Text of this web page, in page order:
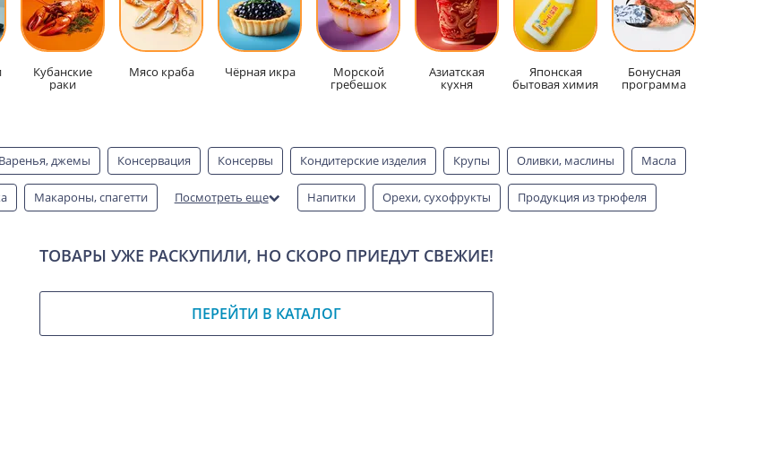
Кубанские
раки
Мясо краба Чёрная икра Морской
гребешок
Азиатская
кухня
Японская
бытовая химия
Бонусная
программа
Варенья, джемы Консервация Консервы Кондитерские изделия Крупы Оливки, маслины Масла
Макароны, спагетти Посмотреть еще Напитки Орехи, сухофрукты Продукция из трюфеля
ТОВАРЫ УЖЕ РАСКУПИЛИ, НО СКОРО ПРИЕДУТ СВЕЖИЕ!
ПЕРЕЙТИ В КАТАЛОГ